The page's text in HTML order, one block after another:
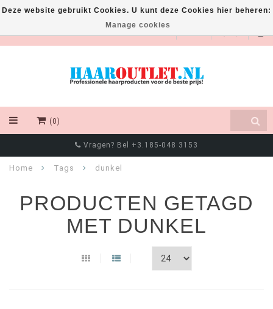
EUR
(0)
Vragen? Bel +3.185-048 3153
Home Tags dunkel
PRODUCTEN GETAGD
MET DUNKEL
Deze website gebruikt Cookies. U kunt deze Cookies hier beheren:
Manage cookies